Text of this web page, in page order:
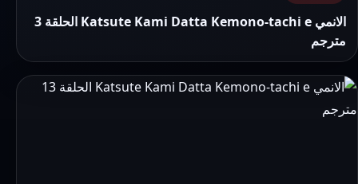
الانمي Katsute Kami Datta Kemono-tachi e الحلقة 3
مترجم